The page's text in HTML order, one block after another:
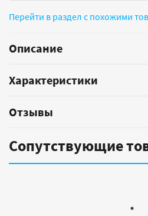
Перейти в раздел с похожими
Описание
Характеристики
Отзывы
Сопутствующие